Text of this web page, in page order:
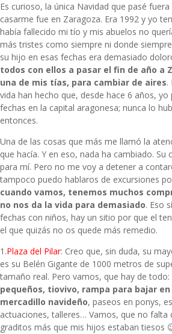
Es curioso, la única Navidad que pasé
casarme fue en Zaragoza. Era 1992 y yo
había fallecido mi tío y mis abuelos no
más tristes como siempre ni donde
su hijo en esas fechas era demasiado
todos con ellos a pasar el fin de año a
una de mis tías, para cambiar de aires.
vida han hecho que, desde hace 6 años,
fechas en la capital aragonesa; nunca lo
entonces.
Una de las cosas que más me llamó la
que hacía. Y en eso, nada ha cambiado. Su
para mí. Pero no me voy a detener a
tampoco puedo hablaros de excursiones
cuando vamos, tenemos muchos
no nos da la vida para demasiado. Eso
fechas con niños, hay un sitio por que el
el que quizás no os quede más remedio.
1.Plaza del Pilar: Creo que, sin duda, su
es su Belén Gigante de 1000 metros de
tamaño real. Pero vamos, que hay de todo:
pequeños, tiovivo, rampa para bajar
mercadillo navideño, paseos en ponys,
actuaciones, talleres… Vamos, que no falta
graditos más que mis hijos estaban tiesos